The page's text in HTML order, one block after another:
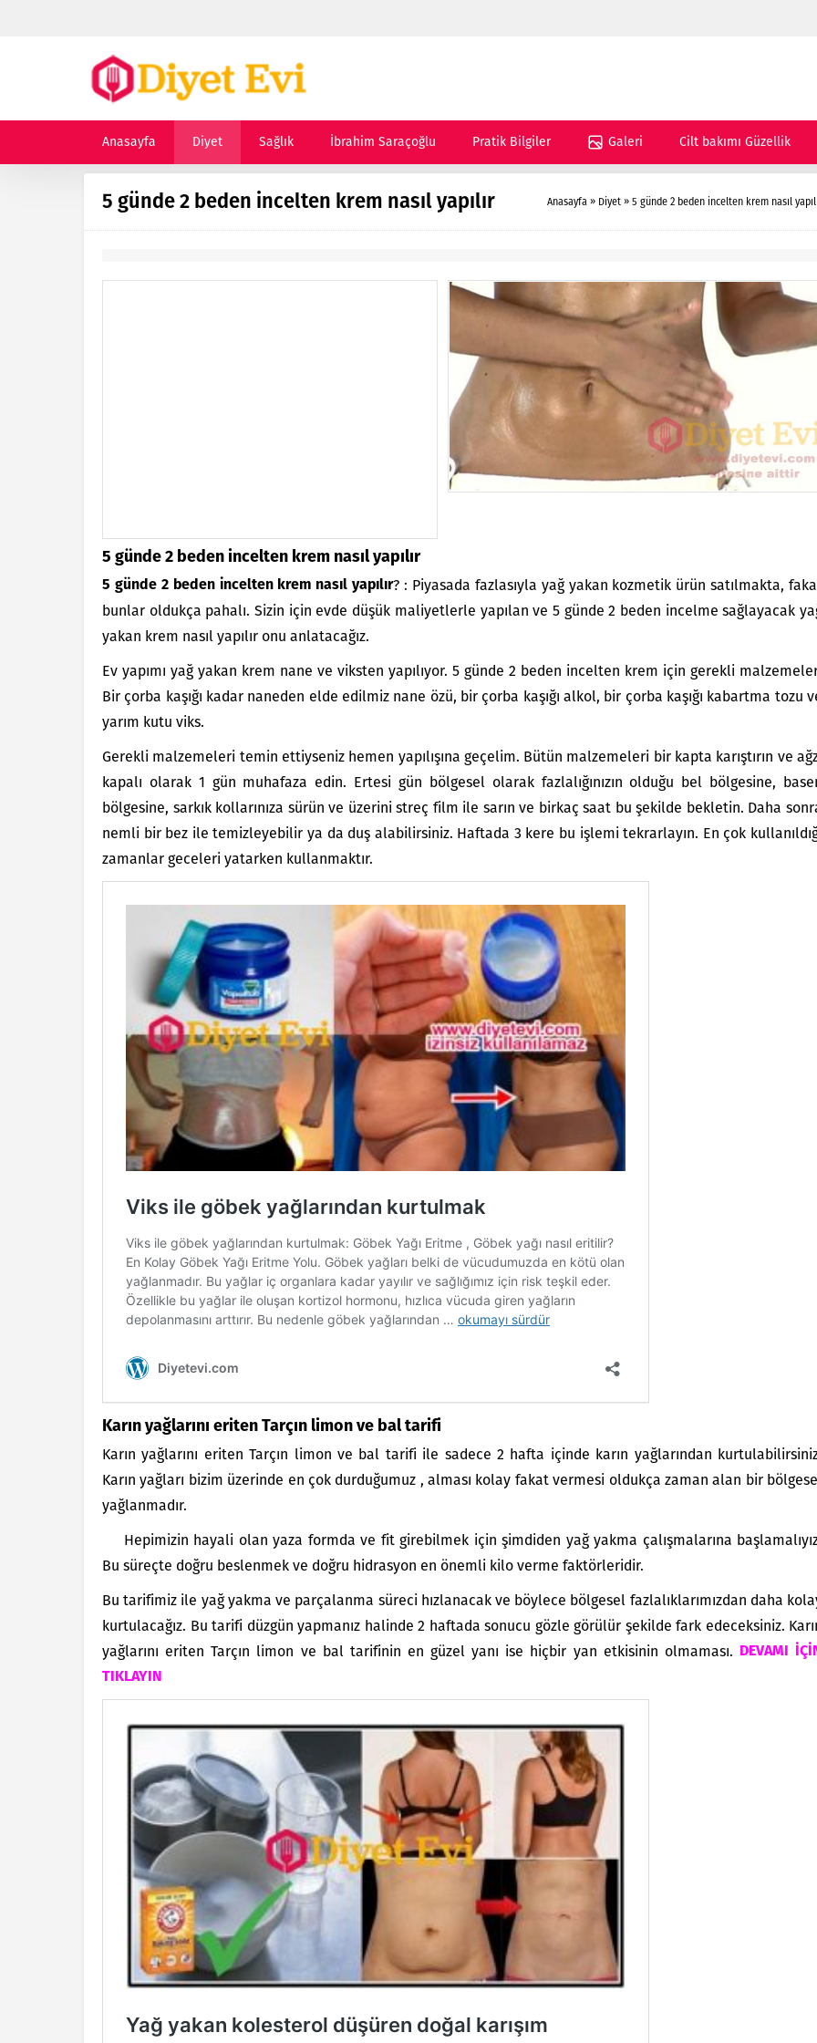
Anasayfa Diyet Sağlık İbrahim Saraçoğlu Pratik Bilgiler Galeri Cilt bakımı Güzellik
5 günde 2 beden incelten krem nasıl yapılır Anasayfa » Diyet » 5 günde 2 beden incelten krem nasıl
5 günde 2 beden incelten krem nasıl yapılır
5 günde 2 beden incelten krem nasıl yapılır? : Piyasada fazlasıyla yağ yakan kozmetik ürün satılmakta,
bunlar oldukça pahalı. Sizin için evde düşük maliyetlerle yapılan ve 5 günde 2 beden incelme sağlayacak
yakan krem nasıl yapılır onu anlatacağız.
Ev yapımı yağ yakan krem nane ve viksten yapılıyor. 5 günde 2 beden incelten krem için gerekli
Bir çorba kaşığı kadar naneden elde edilmiz nane özü, bir çorba kaşığı alkol, bir çorba kaşığı kabartma tozu
yarım kutu viks.
Gerekli malzemeleri temin ettiyseniz hemen yapılışına geçelim. Bütün malzemeleri bir kapta karıştırın ve
kapalı olarak 1 gün muhafaza edin. Ertesi gün bölgesel olarak fazlalığınızın olduğu bel bölgesine,
bölgesine, sarkık kollarınıza sürün ve üzerini streç film ile sarın ve birkaç saat bu şekilde bekletin. Daha
nemli bir bez ile temizleyebilir ya da duş alabilirsiniz. Haftada 3 kere bu işlemi tekrarlayın. En çok
zamanlar geceleri yatarken kullanmaktır.
Karın yağlarını eriten Tarçın limon ve bal tarifi
Karın yağlarını eriten Tarçın limon ve bal tarifi ile sadece 2 hafta içinde karın yağlarından
Karın yağları bizim üzerinde en çok durduğumuz , alması kolay fakat vermesi oldukça zaman alan bir
yağlanmadır.
Hepimizin hayali olan yaza formda ve fit girebilmek için şimdiden yağ yakma çalışmalarına
Bu süreçte doğru beslenmek ve doğru hidrasyon en önemli kilo verme faktörleridir.
Bu tarifimiz ile yağ yakma ve parçalanma süreci hızlanacak ve böylece bölgesel fazlalıklarımızdan daha
kurtulacağız. Bu tarifi düzgün yapmanız halinde 2 haftada sonucu gözle görülür şekilde fark edeceksiniz.
yağlarını eriten Tarçın limon ve bal tarifinin en güzel yanı ise hiçbir yan etkisinin olmaması.
DEVAMI
TIKLAYIN